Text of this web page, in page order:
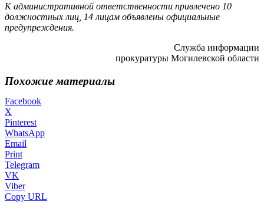
К административной ответственности привлечено 10
должностных лиц, 14 лицам объявлены официальные
предупреждения.
Служба информации
прокуратуры Могилевской области
Похожие материалы
Facebook
X
Pinterest
WhatsApp
Email
Print
Telegram
VK
Viber
Copy URL